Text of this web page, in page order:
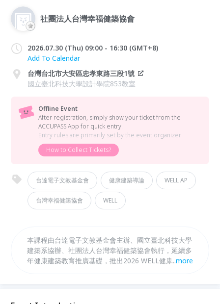
社團法人台灣幸福健築協會
2026.07.30 (Thu) 09:00 - 16:30 (GMT+8)
Add To Calendar
台灣台北市大安區忠孝東路三段1號
國立臺北科技大學設計學院853教室
Offline Event
After registration, simply show your ticket from the
ACCUPASS App for quick entry.
Entry rules are primarily set by the event organizer.
How to Collect Tickets?
台達電子文教基金會 健康建築導論 WELL AP
台灣幸福健築協會 WELL
本課程由台達電子文教基金會主辦、國立臺北科技大學
建築系協辦、社團法人台灣幸福健築協會執行，延續多
年健康建築教育推廣基礎，推出2026 WELL健康建築
金融等議題，協助建築、設計、永續與企業專業人士掌
...more